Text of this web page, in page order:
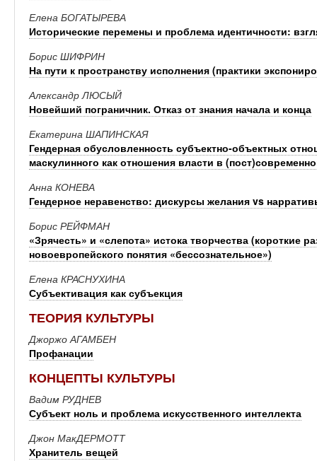
Елена БОГАТЫРЕВА
Исторические перемены и проблема идентичности:
Борис ШИФРИН
На пути к пространству исполнения (практики
Александр ЛЮСЫЙ
Новейший пограничник. Отказ от знания начала и конца
Екатерина ШАПИНСКАЯ
Гендерная обусловленность субъектно-объектных
маскулинного как отношения власти в
Анна КОНЕВА
Гендерное неравенство: дискурсы желания vs
Борис РЕЙФМАН
«Зрячесть» и «слепота» истока творчества (короткие
новоевропейского понятия «бессознательное»)
Елена КРАСНУХИНА
Субъективация как субъекция
ТЕОРИЯ КУЛЬТУРЫ
Джоржо АГАМБЕН
Профанации
КОНЦЕПТЫ КУЛЬТУРЫ
Вадим РУДНЕВ
Субъект ноль и проблема искусственного интеллекта
Джон МакДЕРМОТТ
Хранитель вещей